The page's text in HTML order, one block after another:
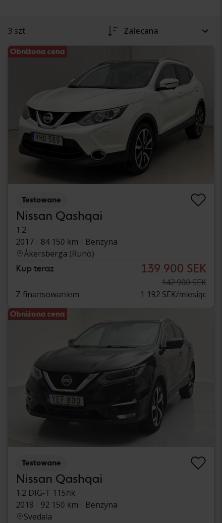
3 szt Zalecana
Obniżona cena
Testowane
Nissan Qashqai
1.2
2017
84 150 km
Benzyna
Åkersberga (Runö)
Kup teraz 139 900 SEK
142 900 SEK
Z finansowaniem
1 192 SEK/miesiąc
Obniżona cena
Testowane
Nissan Qashqai
1.2 DIG-T 115hk
2018
92 150 km
Benzyna
Svedala